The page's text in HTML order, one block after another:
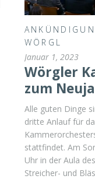
WÖRGL
Januar 1, 2023
Wörgler
zum
Alle guten Dinge
dritte Anlauf für
stattfindet. Am
Uhr in der Aula
Streicher- und